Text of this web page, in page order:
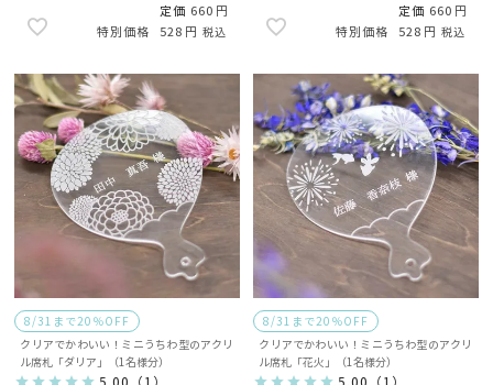
定価 660
528
税込
定価 660
528
税込
8/31まで20％OFF
クリアでかわいい！ミニうちわ型のアクリ
ル席札「ダリア」（1名様分）
8/31まで20％OFF
クリアでかわいい！ミニうちわ型のアクリ
ル席札「花火」（1名様分）